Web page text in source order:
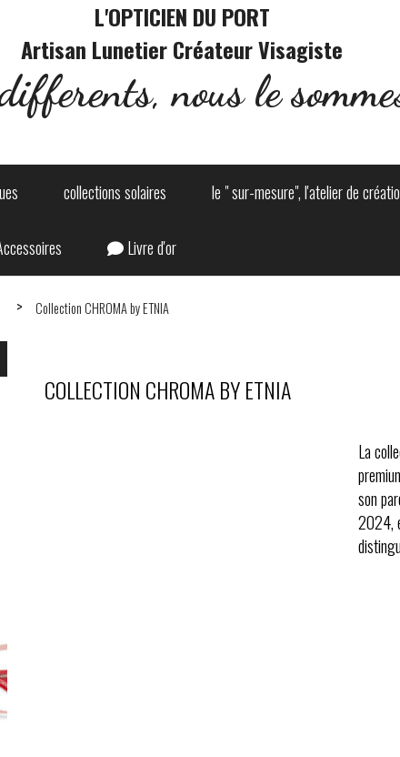
L'OPTICIEN DU PORT
Artisan Lunetier Créateur Visagiste
nous le
collections solaires le " sur-mesure", l'atelier de
Livre d'or
Collection CHROMA by ETNIA
COLLECTION CHROMA BY ETNIA
La
son
2024,